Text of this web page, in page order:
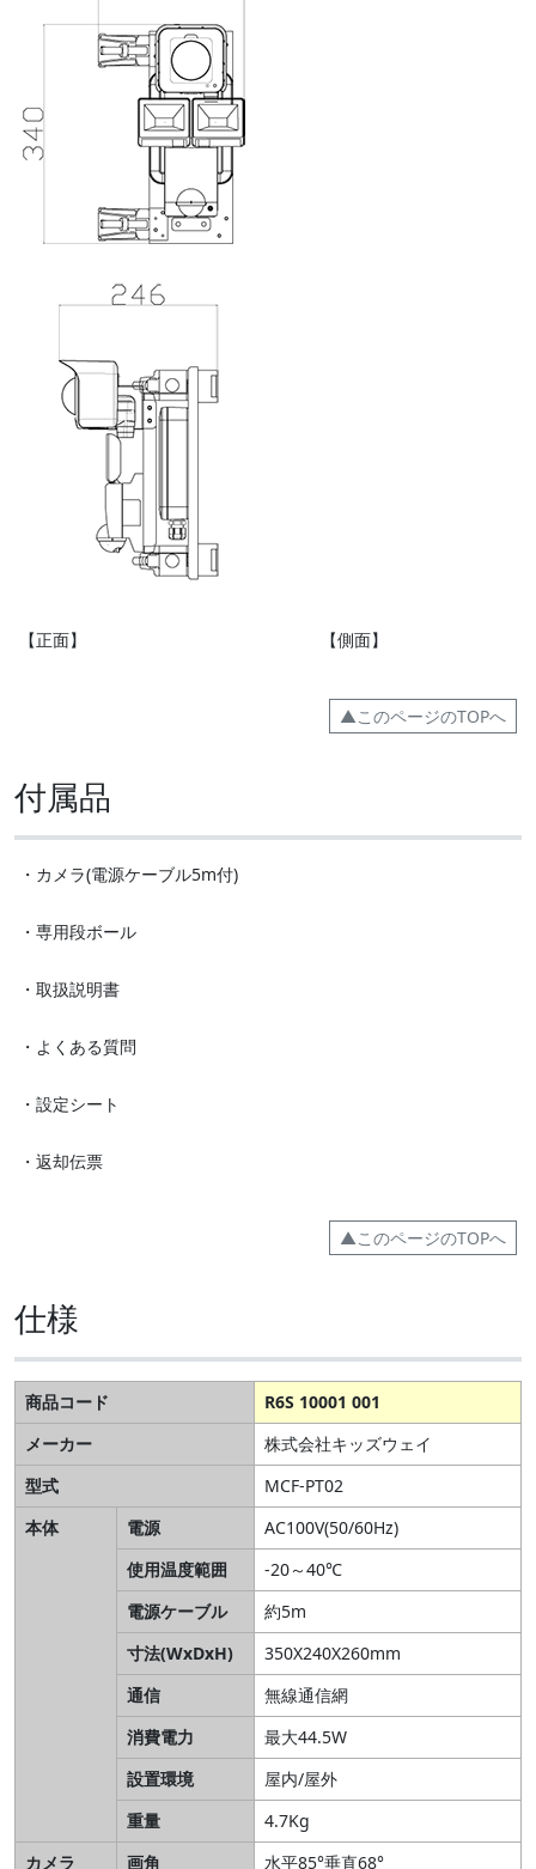
【正面】 【側面】
▲このページのTOPへ
付属品
・カメラ(電源ケーブル5m付)
・専用段ボール
・取扱説明書
・よくある質問
・設定シート
・返却伝票
▲このページのTOPへ
仕様
商品コード
R6S 10001 001
メーカー
株式会社キッズウェイ
型式
MCF-PT02
本体
電源
AC100V(50/60Hz)
使用温度範囲
-20～40℃
電源ケーブル
約5m
寸法(WxDxH)
350X240X260mm
通信
無線通信網
消費電力
最大44.5W
設置環境
屋内/屋外
重量
4.7Kg
カメラ
画角 水平85°垂直68°